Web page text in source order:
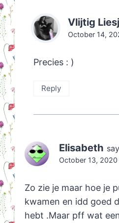
Vlijtig
October 14,
Precies : )
Reply
Elisabeth
October 13,
Zo zie je maar hoe je
kwamen en idd goed
hebt .Maar pff wat